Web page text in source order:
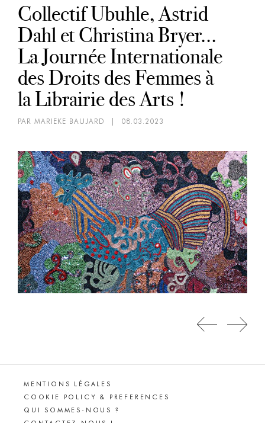
Collectif Ubuhle, Astrid
Dahl et Christina Bryer...
La Journée Internationale
des Droits des Femmes à
la Librairie des Arts !
PAR MARIEKE BAUJARD 08.03.2023
MENTIONS LÉGALES
COOKIE POLICY & PREFERENCES
QUI SOMMES-NOUS ?